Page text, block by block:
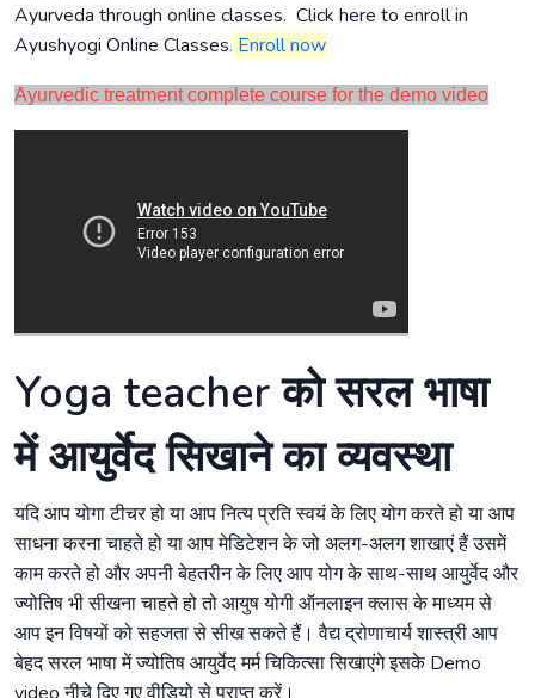
Ayurveda through online classes. Click here to enroll in
Ayushyogi Online Classes. Enroll now
Ayurvedic treatment complete course for the demo video
Yoga teacher को सरल भाषा
में आयुर्वेद सिखाने का व्यवस्था
यदि आप योगा टीचर हो या आप नित्य प्रति स्वयं के लिए योग करते हो या आप
साधना करना चाहते हो या आप मेडिटेशन के जो अलग-अलग शाखाएं हैं उसमें
काम करते हो और अपनी बेहतरीन के लिए आप योग के साथ-साथ आयुर्वेद और
ज्योतिष भी सीखना चाहते हो तो आयुष योगी ऑनलाइन क्लास के माध्यम से
आप इन विषयों को सहजता से सीख सकते हैं। वैद्य द्रोणाचार्य शास्त्री आप
बेहद सरल भाषा में ज्योतिष आयुर्वेद मर्म चिकित्सा सिखाएंगे इसके Demo
video नीचे दिए गए वीडियो से प्राप्त करें।